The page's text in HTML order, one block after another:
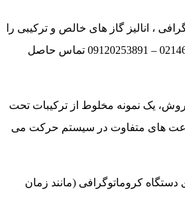
، انالیز گاز های خالص و ترکیبی را
انجام میدهد شما میتوانید جهت هماهنگی با کارشناسان ما از طریق شماره های 02146837072 – 09120253891 تماس حاصل
یک نمونه مخلوط از ترکیبات تحت
های متفاوت در سیستم حرکت می
کروماتوگرافی (مانند زمان